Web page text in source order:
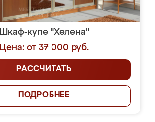
Шкаф-купе "Хелена"
Цена: от 37 000 руб.
РАССЧИТАТЬ
ПОДРОБНЕЕ